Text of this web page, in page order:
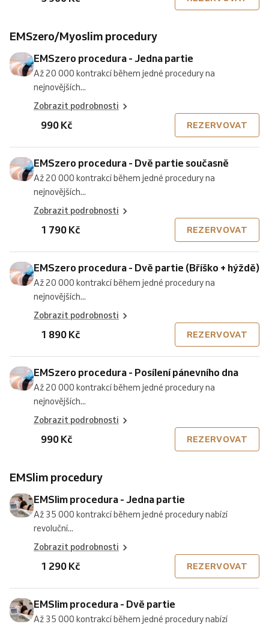
EMSzero/Myoslim procedury
EMSzero procedura - Jedna partie
Až 20 000 kontrakcí během jedné procedury na
nejnovějších...
Zobrazit podrobnosti
990 Kč REZERVOVAT
EMSzero procedura - Dvě partie současně
Až 20 000 kontrakcí během jedné procedury na
nejnovějších...
Zobrazit podrobnosti
1 790 Kč REZERVOVAT
EMSzero procedura - Dvě partie (Bříško + hýždě)
Až 20 000 kontrakcí během jedné procedury na
nejnovějších...
Zobrazit podrobnosti
1 890 Kč REZERVOVAT
EMSzero procedura - Posílení pánevního dna
Až 20 000 kontrakcí během jedné procedury na
nejnovějších...
Zobrazit podrobnosti
990 Kč REZERVOVAT
EMSlim procedury
EMSlim procedura - Jedna partie
Až 35 000 kontrakcí během jedné procedury nabízí
revoluční...
Zobrazit podrobnosti
1 290 Kč REZERVOVAT
EMSlim procedura - Dvě partie
Až 35 000 kontrakcí během jedné procedury nabízí